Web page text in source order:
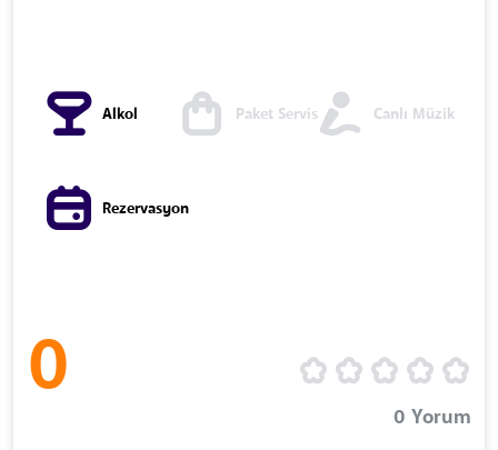
Alkol Paket Servis Canlı Müzik
Rezervasyon
0
0 Yorum